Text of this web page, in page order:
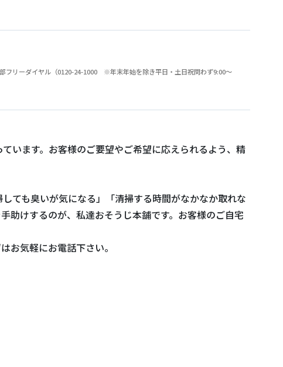
フリーダイヤル（0120-24-1000 ※年末年始を除き平日・土日祝問わず9:00～
います。お客様のご要望やご希望に応えられるよう、精
ても臭いが気になる」「清掃する時間がなかなか取れな
助けするのが、私達おそうじ本舗です。お客様のご自宅
お気軽にお電話下さい。